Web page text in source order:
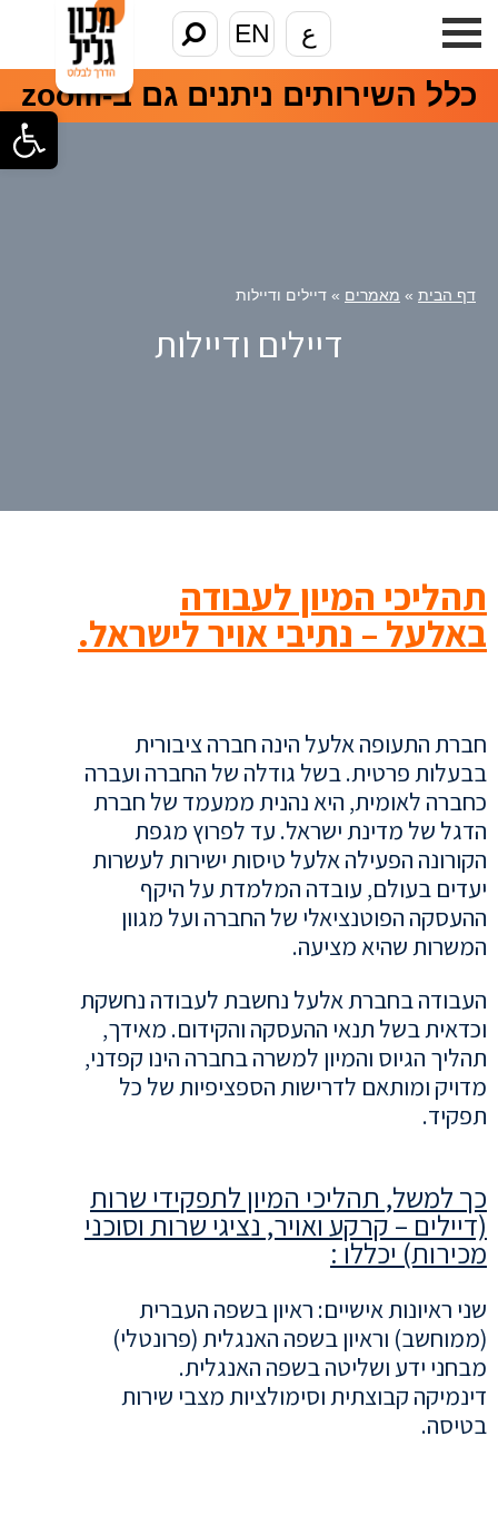
פתח
ع EN
כלל השירותים ניתנים גם ב-zoom
דף הבית » מאמרים » דיילים ודיילות
דיילים ודיילות
תהליכי המיון לעבודה
באלעל – נתיבי אויר לישראל.
חברת התעופה אלעל הינה חברה ציבורית
בבעלות פרטית. בשל גודלה של החברה ועברה
כחברה לאומית, היא נהנית ממעמד של חברת
הדגל של מדינת ישראל. עד לפרוץ מגפת
הקורונה הפעילה אלעל טיסות ישירות לעשרות
יעדים בעולם, עובדה המלמדת על היקף
ההעסקה הפוטנציאלי של החברה ועל מגוון
המשרות שהיא מציעה.
העבודה בחברת אלעל נחשבת לעבודה נחשקת
וכדאית בשל תנאי ההעסקה והקידום. מאידך,
תהליך הגיוס והמיון למשרה בחברה הינו קפדני,
מדויק ומותאם לדרישות הספציפיות של כל
תפקיד.
כך למשל, תהליכי המיון לתפקידי שרות
(דיילים – קרקע ואויר, נציגי שרות וסוכני
מכירות) יכללו :
.
שני ראיונות אישיים: ראיון בשפה העברית
(ממוחשב) וראיון בשפה האנגלית (פרונטלי)
מבחני ידע ושליטה בשפה האנגלית.
דינמיקה קבוצתית וסימולציות מצבי שירות
בטיסה.